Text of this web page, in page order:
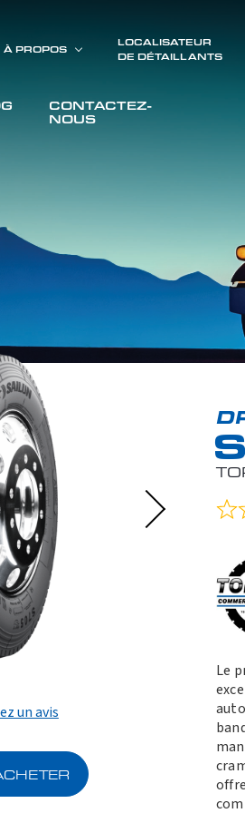
À PROPOS
LOCALISATEUR
DE DÉTAILLANTS
CONTACTEZ-
NOUS
un avis
Le